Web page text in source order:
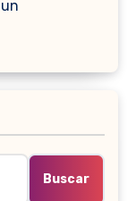
Buscar